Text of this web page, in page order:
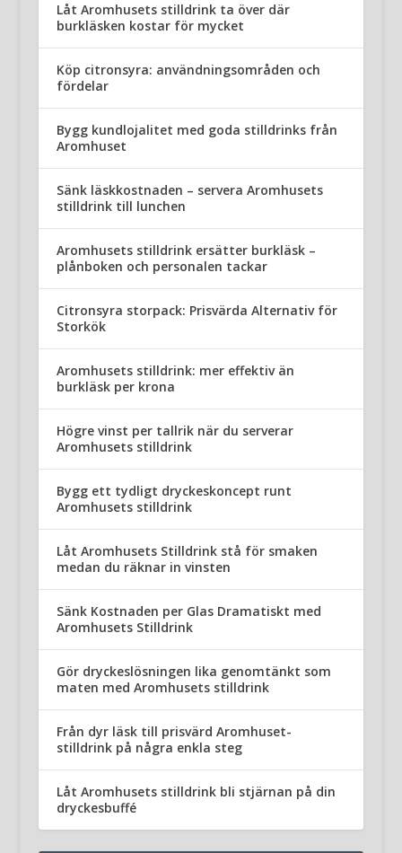
Låt Aromhusets stilldrink ta över där
burkläsken kostar för mycket
Köp citronsyra: användningsområden och
fördelar
Bygg kundlojalitet med goda stilldrinks från
Aromhuset
Sänk läskkostnaden – servera Aromhusets
stilldrink till lunchen
Aromhusets stilldrink ersätter burkläsk –
plånboken och personalen tackar
Citronsyra storpack: Prisvärda Alternativ för
Storkök
Aromhusets stilldrink: mer effektiv än
burkläsk per krona
Högre vinst per tallrik när du serverar
Aromhusets stilldrink
Bygg ett tydligt dryckeskoncept runt
Aromhusets stilldrink
Låt Aromhusets Stilldrink stå för smaken
medan du räknar in vinsten
Sänk Kostnaden per Glas Dramatiskt med
Aromhusets Stilldrink
Gör dryckeslösningen lika genomtänkt som
maten med Aromhusets stilldrink
Från dyr läsk till prisvärd Aromhuset-
stilldrink på några enkla steg
Låt Aromhusets stilldrink bli stjärnan på din
dryckesbuffé